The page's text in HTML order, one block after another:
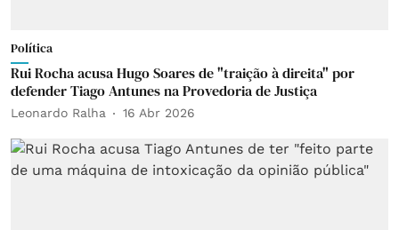
Política
Rui Rocha acusa Hugo Soares de "traição à direita" por
defender Tiago Antunes na Provedoria de Justiça
Leonardo Ralha 16 Abr 2026